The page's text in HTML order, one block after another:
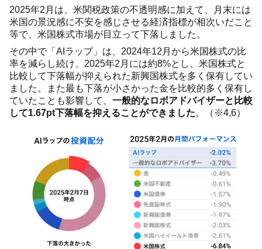
2025年2月は、米関税政策の不透明感に加えて、月末には
米国の景況感に不安を感じさせる経済指標が相次いだこと
等で、米国株式市場が目立って下落しました。
その中で「AIラップ」は、2024年12月から米国株式の比
率を減らし続け、2025年2月には約8%とし、米国株式と
比較して下落幅が抑えられた新興国株式を多く保有してい
ました。また最も下落が小さかった金を比較的多く保有し
ていたことも影響して、 一般的なロボアドバイザーと比較
して1.67pt下落幅を抑えることができました。（※4,6）